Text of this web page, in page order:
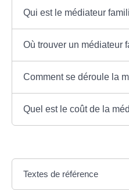
Qui est le médiateur
Où trouver un médiateur
Comment se déroule la
Quel est le coût de la
Textes de référence